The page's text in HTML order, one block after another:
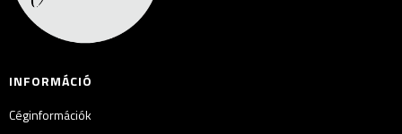
INFORMÁCIÓ
Céginformációk